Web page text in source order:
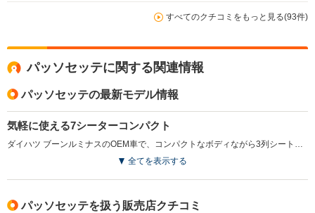
すべてのクチコミをもっと見る(93件)
パッソセッテに関する関連情報
パッソセッテの最新モデル情報
気軽に使える7シーターコンパクト
ダイハツ ブーンルミナスのOEM車で、コンパクトなボディながら3列シートを備え、7人乗車が可能なコンパクトミニバン。エクステリアはスタイリッシュなワンモーションフォルムが採用され、インテリアは高い質感と左右への広がりを強調したデザインとされた。乗降性が良く、アレンジも簡単なシート、さらにフラットで使いやすいラゲージルームなど、使い勝手の良さは女性ユーザーを強く意識したもの。エンジンは1.5L直4のみの設定で、組み合わされるミッションは4ATのみ。3列すべてのシートに対応するカーテンシールドエアバッグやむち打ち傷害軽減フロントヘッドレスト、VSCなど安全装備も充実している。（2008.12）
全てを表示する
パッソセッテを扱う販売店クチコミ